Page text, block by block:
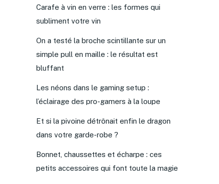
Carafe à vin en verre : les formes qui
subliment votre vin
On a testé la broche scintillante sur un
simple pull en maille : le résultat est
bluffant
Les néons dans le gaming setup :
l’éclairage des pro-gamers à la loupe
Et si la pivoine détrônait enfin le dragon
dans votre garde-robe ?
Bonnet, chaussettes et écharpe : ces
petits accessoires qui font toute la magie